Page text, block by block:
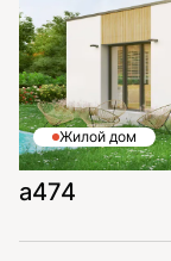
Жилой дом
а474